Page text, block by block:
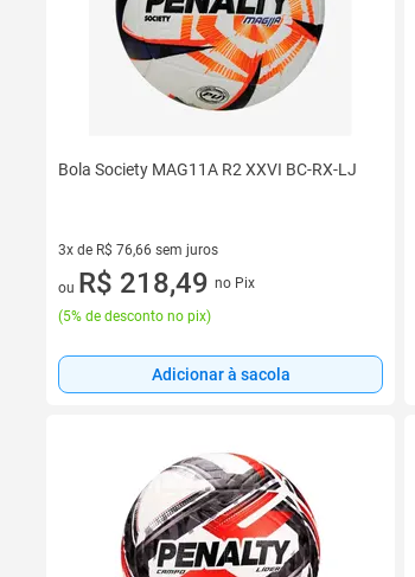
Bola Society MAG11A R2 XXVI BC-RX-LJ
3x de R$ 76,66 sem juros
3 vez de R$ 76,66 sem juros
ou R$ 218,49 no Pix
(5% de desconto no pix)
Adicionar à sacola